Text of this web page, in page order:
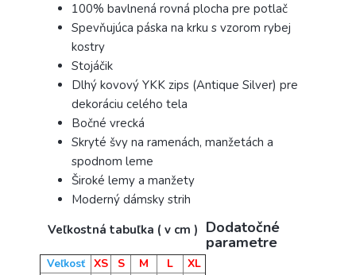
100% bavlnená rovná plocha pre potlač
Spevňujúca páska na krku s vzorom rybej
kostry
Stojáčik
Dlhý kovový YKK zips (Antique Silver) pre
dekoráciu celého tela
Bočné vrecká
Skryté švy na ramenách, manžetách a
spodnom leme
Široké lemy a manžety
Moderný dámsky strih
Veľkostná tabuľka ( v cm )
Veľkosť XS S M L XL
Dodatočné
parametre